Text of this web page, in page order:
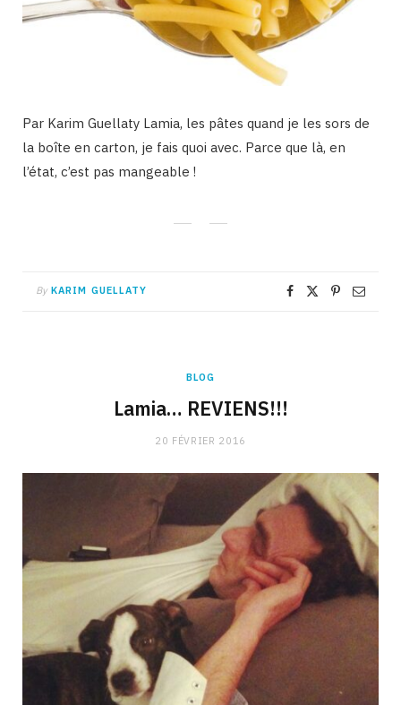
Par Karim Guellaty Lamia, les pâtes quand je les sors de
la boîte en carton, je fais quoi avec. Parce que là, en
l’état, c’est pas mangeable !
By KARIM GUELLATY
BLOG
Lamia… REVIENS!!!
20 FÉVRIER 2016